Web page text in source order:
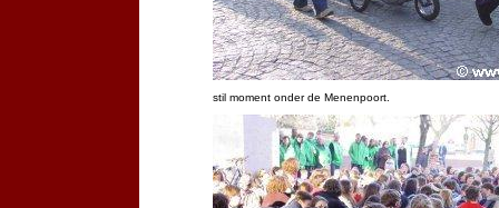
stil moment onder de Menenpoort.